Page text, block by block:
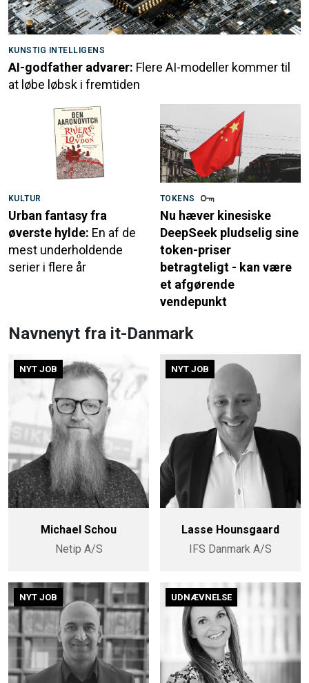
KUNSTIG INTELLIGENS
AI-godfather advarer: Flere AI-modeller kommer til
at løbe løbsk i fremtiden
KULTUR
Urban fantasy fra
øverste hylde: En af de
mest underholdende
serier i flere år
TOKENS
Nu hæver kinesiske
DeepSeek pludselig sine
token-priser
betragteligt - kan være
et afgørende
vendepunkt
Navnenyt fra it-Danmark
NYT JOB
Michael Schou
Netip A/S
NYT JOB
Lasse Hounsgaard
IFS Danmark A/S
NYT JOB UDNÆVNELSE